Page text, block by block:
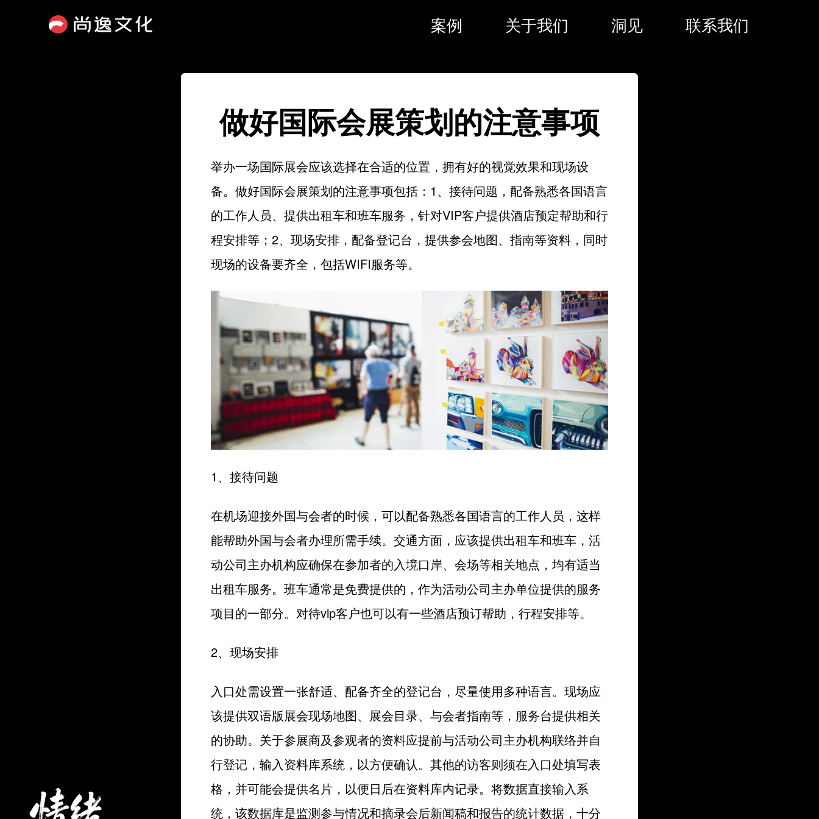
案例 关于我们 洞见 联系我们
做好国际会展策划的注意事项
举办一场国际展会应该选择在合适的位置，拥有好的视觉效果和现场设
备。做好国际会展策划的注意事项包括：1、接待问题，配备熟悉各国语言
的工作人员、提供出租车和班车服务，针对VIP客户提供酒店预定帮助和行
程安排等；2、现场安排，配备登记台，提供参会地图、指南等资料，同时
现场的设备要齐全，包括WIFI服务等。
1、接待问题
在机场迎接外国与会者的时候，可以配备熟悉各国语言的工作人员，这样
能帮助外国与会者办理所需手续。交通方面，应该提供出租车和班车，活
动公司主办机构应确保在参加者的入境口岸、会场等相关地点，均有适当
出租车服务。班车通常是免费提供的，作为活动公司主办单位提供的服务
项目的一部分。对待vip客户也可以有一些酒店预订帮助，行程安排等。
2、现场安排
入口处需设置一张舒适、配备齐全的登记台，尽量使用多种语言。现场应
该提供双语版展会现场地图、展会目录、与会者指南等，服务台提供相关
的协助。关于参展商及参观者的资料应提前与活动公司主办机构联络并自
行登记，输入资料库系统，以方便确认。其他的访客则须在入口处填写表
格，并可能会提供名片，以便日后在资料库内记录。将数据直接输入系
统，该数据库是监测参与情况和摘录会后新闻稿和报告的统计数据，十分